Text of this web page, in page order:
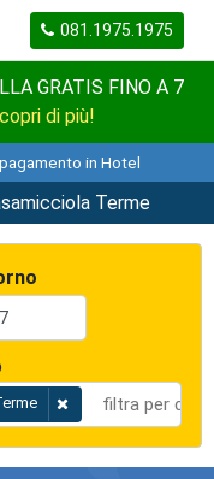
081.1975.1975
GRATIS FINO A 7
di più!
in Hotel
Terme